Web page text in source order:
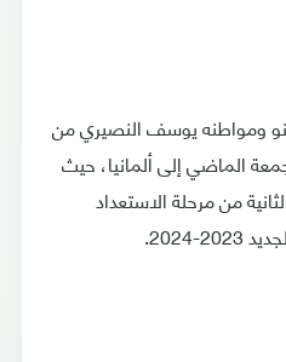
ومواطنه يوسف النصيري من
الماضي إلى ألمانيا، حيث
من مرحلة الاستعداد
2024.